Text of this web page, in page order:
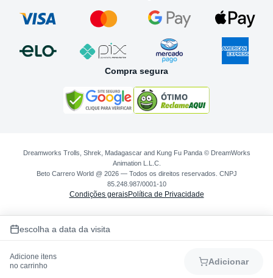
Compra segura
Dreamworks Trolls, Shrek, Madagascar and Kung Fu Panda © DreamWorks
Animation L.L.C.
Beto Carrero World @ 2026 — Todos os direitos reservados. CNPJ
85.248.987/0001-10
Condições geraisPolítica de Privacidade
escolha a data da visita
Adicione itens
no carrinho
Adicionar